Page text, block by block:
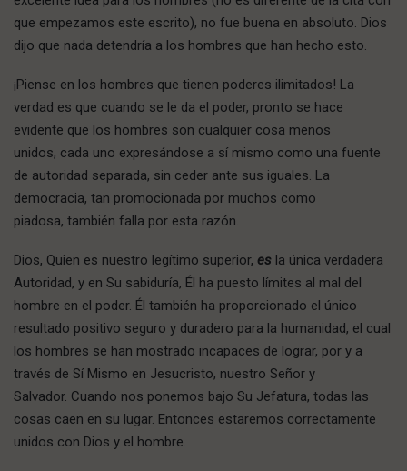
que empezamos este escrito), no fue buena en absoluto. Dios
dijo que nada detendría a los hombres que han hecho esto.
¡Piense en los hombres que tienen poderes ilimitados! La
verdad es que cuando se le da el poder, pronto se hace
evidente que los hombres son cualquier cosa menos
unidos, cada uno expresándose a sí mismo como una fuente
de autoridad separada, sin ceder ante sus iguales. La
democracia, tan promocionada por muchos como
piadosa, también falla por esta razón.
Dios, Quien es nuestro legítimo superior, es la única verdadera
Autoridad, y en Su sabiduría, Él ha puesto límites al mal del
hombre en el poder. Él también ha proporcionado el único
resultado positivo seguro y duradero para la humanidad, el cual
los hombres se han mostrado incapaces de lograr, por y a
través de Sí Mismo en Jesucristo, nuestro Señor y
Salvador. Cuando nos ponemos bajo Su Jefatura, todas las
cosas caen en su lugar. Entonces estaremos correctamente
unidos con Dios y el hombre.